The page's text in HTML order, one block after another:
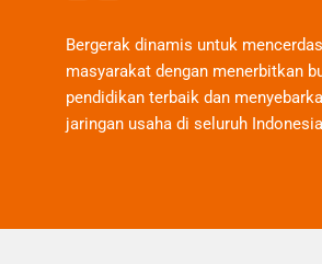
Bergerak dinamis untuk
masyarakat dengan menerbitkan
pendidikan terbaik dan
jaringan usaha di seluruh Indonesia